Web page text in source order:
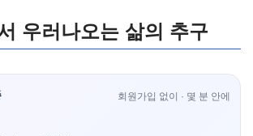
우러나오는 삶의 추구
회원가입 없이 · 몇 분 안에